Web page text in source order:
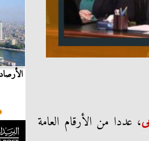
، عددا من الأرقام العامة